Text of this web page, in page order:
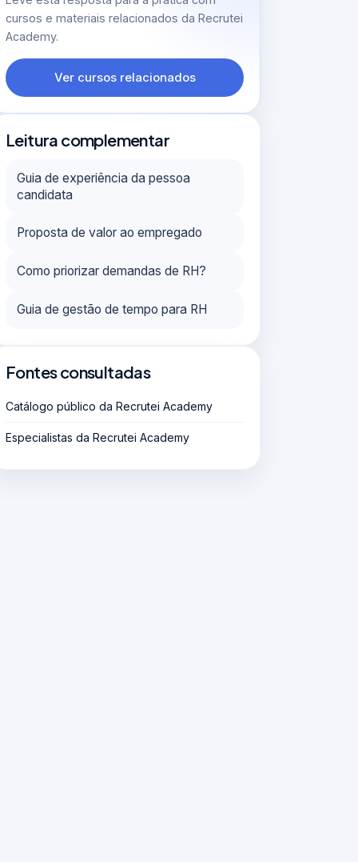
cursos e materiais relacionados da Recrutei
Academy.
Ver cursos relacionados
Leitura complementar
Guia de experiência da pessoa
candidata
Proposta de valor ao empregado
Como priorizar demandas de RH?
Guia de gestão de tempo para RH
Fontes consultadas
Catálogo público da Recrutei Academy
Especialistas da Recrutei Academy